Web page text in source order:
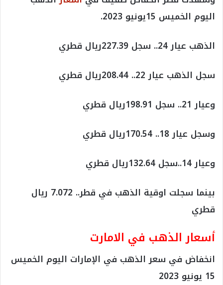
اليوم الخميس 15يونيو 2023.
الذهب عيار 24.. سجل 227.39ريال قطري
سجل الذهب عيار 22.. 208.44ريال قطري
وعيار 21.. سجل 198.91ريال قطري
وسجل عيار 18.. 170.54ريال قطري
وعيار 14..سجل 132.64ريال قطري
بينما سجلت اوقية الذهب في قطر.. 7.072 ريال
قطري
أسعار الذهب في الامارت
انخفاض في سعر الذهب في الإمارات اليوم الخميس
15 يونيو 2023